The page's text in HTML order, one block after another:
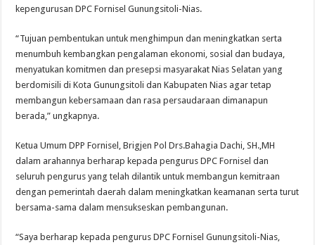
kepengurusan DPC Fornisel Gunungsitoli-Nias.
“Tujuan pembentukan untuk menghimpun dan meningkatkan serta
menumbuh kembangkan pengalaman ekonomi, sosial dan budaya,
menyatukan komitmen dan presepsi masyarakat Nias Selatan yang
berdomisili di Kota Gunungsitoli dan Kabupaten Nias agar tetap
membangun kebersamaan dan rasa persaudaraan dimanapun
berada,” ungkapnya.
Ketua Umum DPP Fornisel, Brigjen Pol Drs.Bahagia Dachi, SH.,MH
dalam arahannya berharap kepada pengurus DPC Fornisel dan
seluruh pengurus yang telah dilantik untuk membangun kemitraan
dengan pemerintah daerah dalam meningkatkan keamanan serta turut
bersama-sama dalam mensukseskan pembangunan.
“Saya berharap kepada pengurus DPC Fornisel Gunungsitoli-Nias,